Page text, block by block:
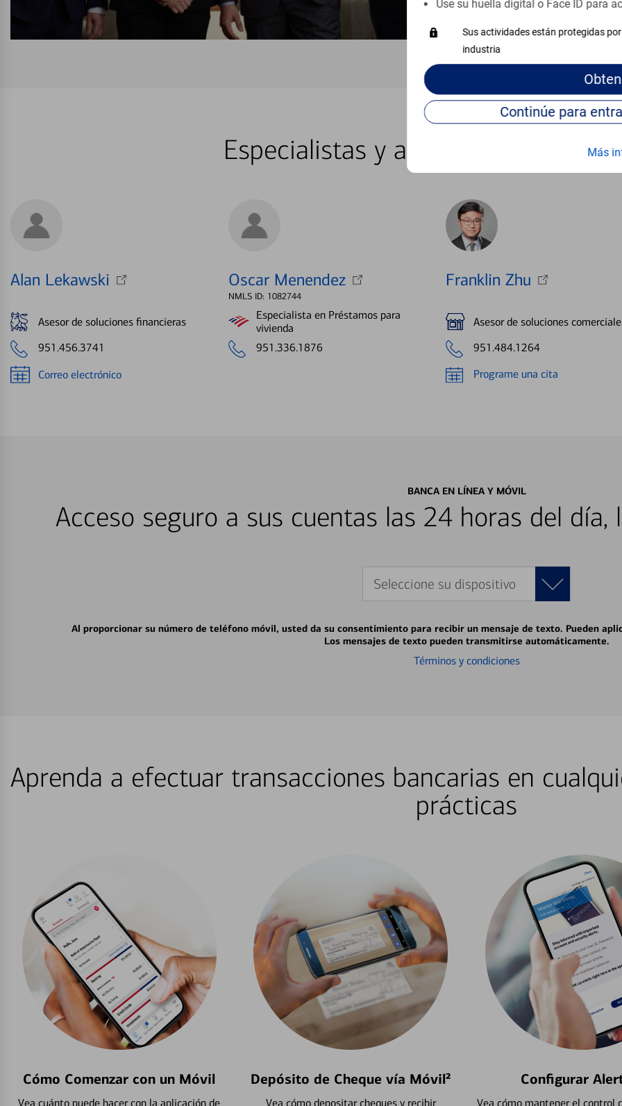
Use su huella digital o Face ID para
Sus actividades están protegidas
industria
Más
Especialistas y asesores locales en
Alan Lekawski
Asesor de soluciones financieras
951.456.3741
Correo electrónico
Oscar Menendez
NMLS ID: 1082744
Especialista en Préstamos para
vivienda
951.336.1876
Franklin Zhu
Asesor de soluciones
951.484.1264
Programe una cita
BANCA EN LÍNEA Y MÓVIL
Acceso seguro a sus cuentas las 24 horas del
Seleccione su dispositivo
Al proporcionar su número de teléfono móvil, usted da su consentimiento para recibir un mensaje de texto. Pueden
Los mensajes de texto pueden transmitirse automáticamente.
Términos y condiciones
Aprenda a efectuar transacciones bancarias en
prácticas
Cómo Comenzar con un Móvil
Vea cuánto puede hacer con la aplicación de
Depósito de Cheque vía Móvil²
Vea cómo depositar cheques y recibir
Configurar
Vea cómo mantener el control